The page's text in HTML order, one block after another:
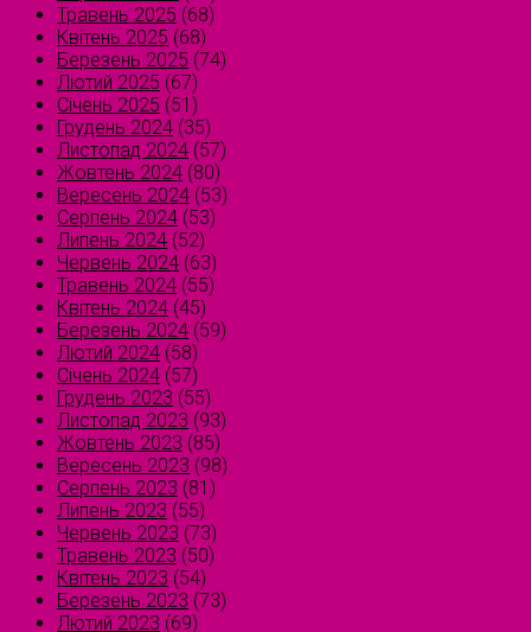
Травень 2025 (68)
Квітень 2025 (68)
Березень 2025 (74)
Лютий 2025 (67)
Січень 2025 (51)
Грудень 2024 (35)
Листопад 2024 (57)
Жовтень 2024 (80)
Вересень 2024 (53)
Серпень 2024 (53)
Липень 2024 (52)
Червень 2024 (63)
Травень 2024 (55)
Квітень 2024 (45)
Березень 2024 (59)
Лютий 2024 (58)
Січень 2024 (57)
Грудень 2023 (55)
Листопад 2023 (93)
Жовтень 2023 (85)
Вересень 2023 (98)
Серпень 2023 (81)
Липень 2023 (55)
Червень 2023 (73)
Травень 2023 (50)
Квітень 2023 (54)
Березень 2023 (73)
Лютий 2023 (69)